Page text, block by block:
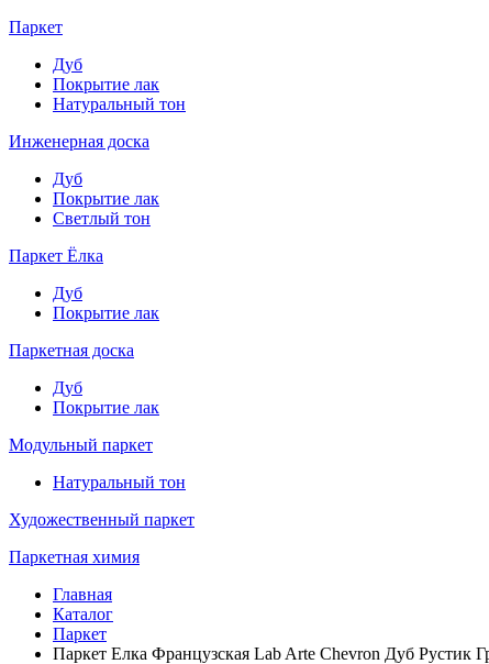
Паркет
Дуб
Покрытие лак
Натуральный тон
Инженерная доска
Дуб
Покрытие лак
Светлый тон
Паркет Ёлка
Дуб
Покрытие лак
Паркетная доска
Дуб
Покрытие лак
Модульный паркет
Натуральный тон
Художественный паркет
Паркетная химия
Главная
Каталог
Паркет
Паркет Елка Французская Lab Arte Chevron Дуб Рустик